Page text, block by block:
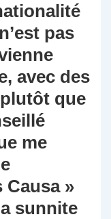
pas
avec des
que
me
Causa »
sunnite